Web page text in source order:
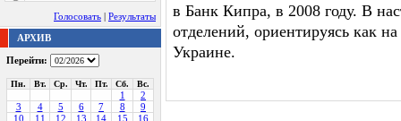
Голосовать | Результаты
АРХИВ
Перейти:
Пн. Вт. Ср. Чт. Пт. Сб. Вс.
1
2
3
4 5 6 7 8
9
10
11 12 13 14 15
16
в Банк Кипра, в 2008 году. В
отделений, ориентируясь как
Украине.